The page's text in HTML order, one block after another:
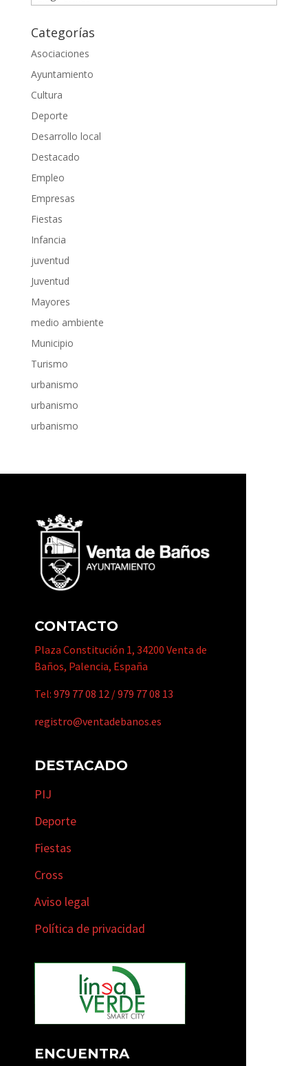
Categorías
Asociaciones
Ayuntamiento
Cultura
Deporte
Desarrollo local
Destacado
Empleo
Empresas
Fiestas
Infancia
juventud
Juventud
Mayores
medio ambiente
Municipio
Turismo
urbanismo
urbanismo
urbanismo
CONTACTO
Plaza Constitución 1, 34200 Venta de
Baños, Palencia, España
Tel: 979 77 08 12 /979 77 08 13
registro@ventadebanos.es
DESTACADO
PIJ
Deporte
Fiestas
Cross
Aviso legal
Política de privacidad
ENCUENTRA